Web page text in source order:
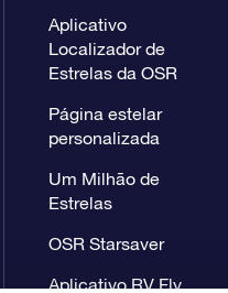
Aplicativo
Localizador de
Estrelas da OSR
Página estelar
personalizada
Um Milhão de
Estrelas
OSR Starsaver
Aplicativo RV Fly